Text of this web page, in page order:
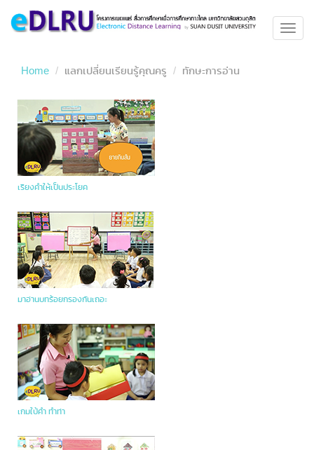
Home แลกเปลี่ยนเรียนรู้คุณครู ทักษะการอ่าน
เรียงคำให้เป็นประโยค
มาอ่านบทร้อยกรองกันเถอะ
เกมใบ้คำ ทำท่า